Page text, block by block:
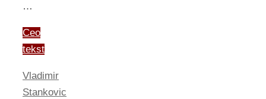
…
Ceo
tekst
Vladimir
Stankovic